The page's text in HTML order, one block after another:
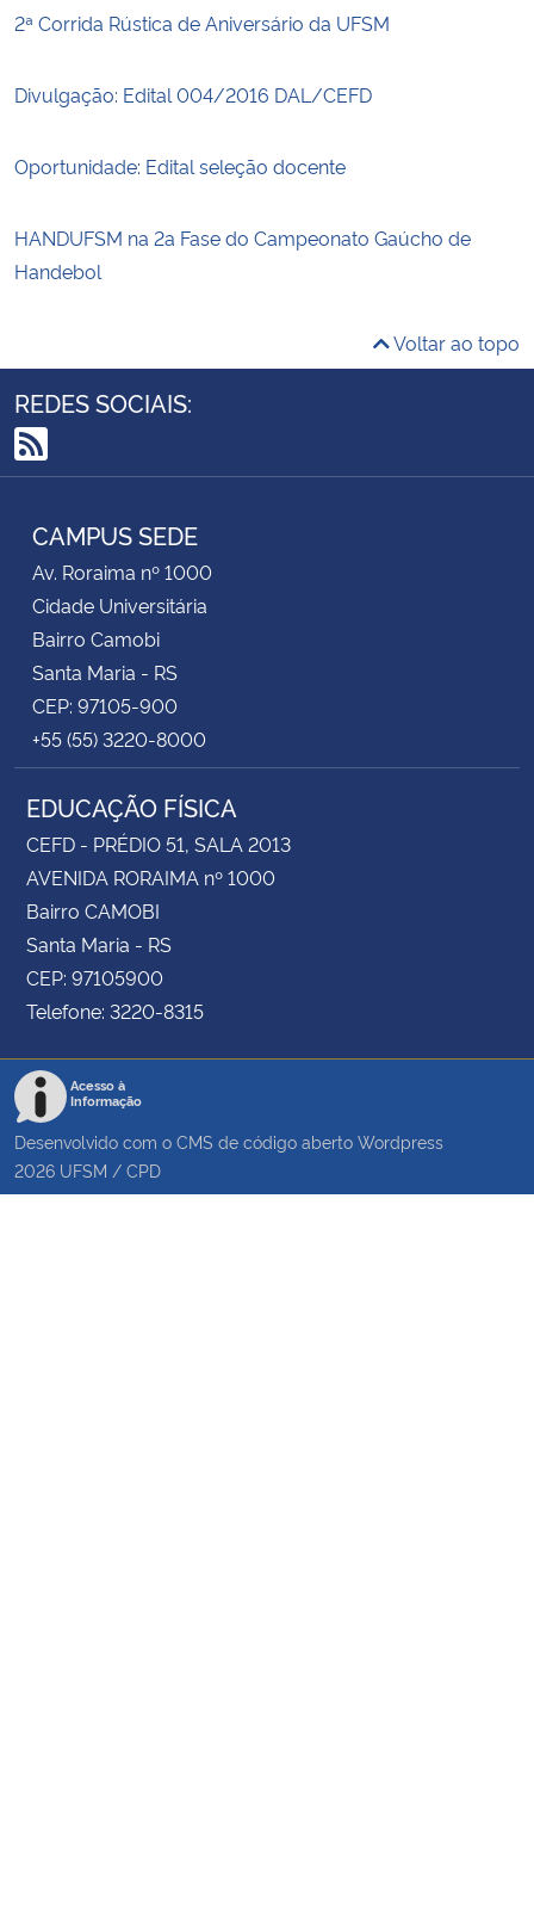
2ª Corrida Rústica de Aniversário da UFSM
Divulgação: Edital 004/2016 DAL/CEFD
Oportunidade: Edital seleção docente
HANDUFSM na 2a Fase do Campeonato Gaúcho de
Handebol
Voltar ao topo
REDES SOCIAIS:
RSS
CAMPUS SEDE
Av. Roraima nº 1000
Cidade Universitária
Bairro Camobi
Santa Maria - RS
CEP: 97105-900
+55 (55) 3220-8000
EDUCAÇÃO FÍSICA
CEFD - PRÉDIO 51, SALA 2013
AVENIDA RORAIMA nº 1000
Bairro CAMOBI
Santa Maria - RS
CEP: 97105900
Telefone: 3220-8315
Acesso à
Informação
Desenvolvido com o CMS de código aberto Wordpress
2026 UFSM / CPD